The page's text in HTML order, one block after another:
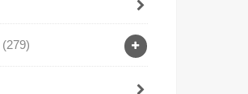
(279)